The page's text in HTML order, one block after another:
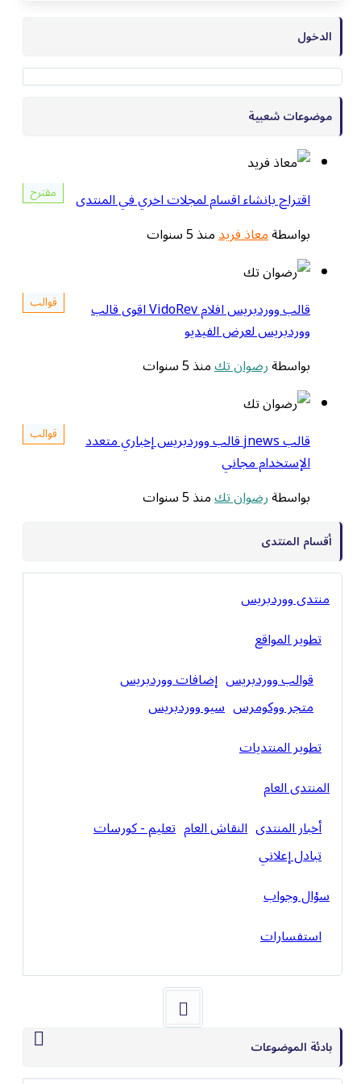
الدخول
موضوعات شعبية
مقترح
اقتراح بانشاء اقسام لمجلات اخري في المنتدى
بواسطةمعاذ فريدمنذ 5 سنوات
قوالب قالب ووردبريس افلام VidoRev اقوى قالب
ووردبريس لعرض الفيديو
بواسطةرضوان تكمنذ 5 سنوات
قوالب قالب jnews قالب ووردبريس إخباري متعدد
الإستخدام مجاني
بواسطةرضوان تكمنذ 5 سنوات
أقسام المنتدى
منتدى ووردبريس
تطوير المواقع
قوالب ووردبريس إضافات ووردبريس
متجر ووكومرس سيو ووردبريس
تطوير المنتديات
المنتدى العام
أخبار المنتدى النقاش العام تعليم - كورسات
تبادل إعلاني
سؤال وجواب
استفسارات
بادئة الموضوعات